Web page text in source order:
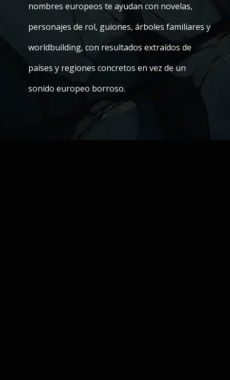
nombres europeos te ayudan con novelas,
personajes de rol, guiones, árboles familiares y
worldbuilding, con resultados extraídos de
países y regiones concretos en vez de un
sonido europeo borroso.